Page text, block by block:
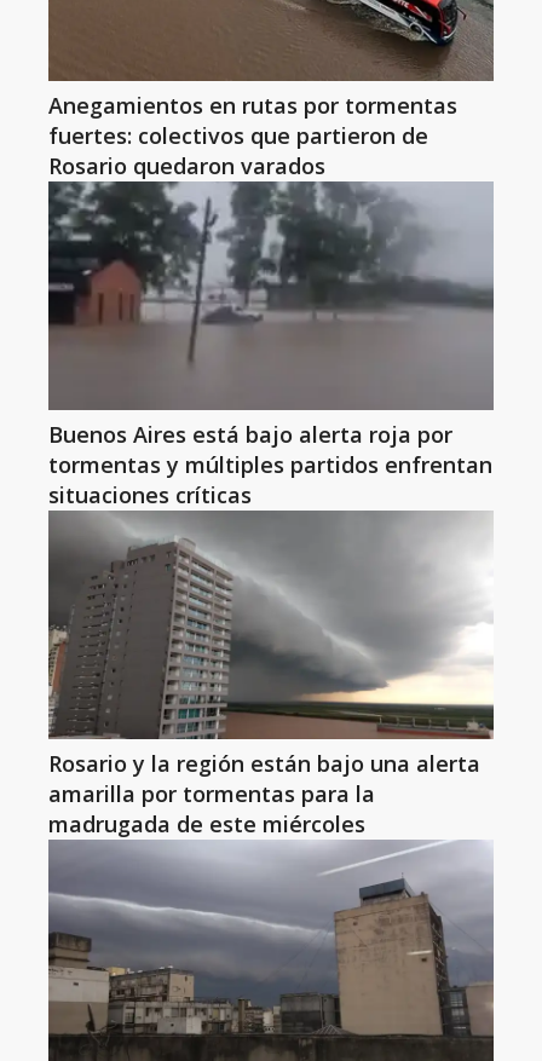
Anegamientos en rutas por tormentas
fuertes: colectivos que partieron de
Rosario quedaron varados
Buenos Aires está bajo alerta roja por
tormentas y múltiples partidos enfrentan
situaciones críticas
Rosario y la región están bajo una alerta
amarilla por tormentas para la
madrugada de este miércoles